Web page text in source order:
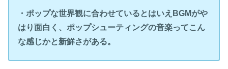
・3Dエイジス（PS2版）
・ゲームのるつぼ（SS版）
・シムス（PS2版）
・エムツー（３DS版、PS3版、NSW版）
・1989年8月4日（X68000版）
・1997年2月21日（SS版）
・1998年10月9日（PC版：【セガ メモリアルセレクション】に
・X68000（X68000）
・SEGA SATURN（セガサターン）
・PC
・ポップな世界観に合わせているとはいえBGMがや
はり面白く、ポップシューティングの音楽ってこん
な感じかと新鮮さがある。